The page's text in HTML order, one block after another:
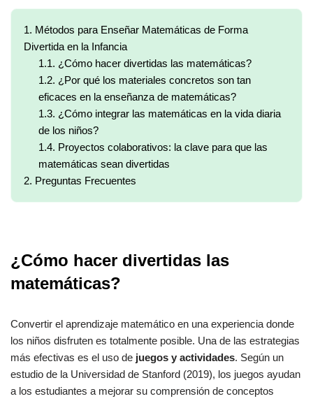
1. Métodos para Enseñar Matemáticas de Forma
Divertida en la Infancia
1.1. ¿Cómo hacer divertidas las matemáticas?
1.2. ¿Por qué los materiales concretos son tan
eficaces en la enseñanza de matemáticas?
1.3. ¿Cómo integrar las matemáticas en la vida diaria
de los niños?
1.4. Proyectos colaborativos: la clave para que las
matemáticas sean divertidas
2. Preguntas Frecuentes
¿Cómo hacer divertidas las
matemáticas?
Convertir el aprendizaje matemático en una experiencia donde
los niños disfruten es totalmente posible. Una de las estrategias
más efectivas es el uso de juegos y actividades. Según un
estudio de la Universidad de Stanford (2019), los juegos ayudan
a los estudiantes a mejorar su comprensión de conceptos